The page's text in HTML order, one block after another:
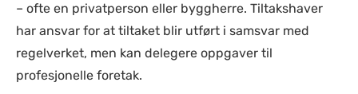
– ofte en privatperson eller byggherre. Tiltakshaver
har ansvar for at tiltaket blir utført i samsvar med
regelverket, men kan delegere oppgaver til
profesjonelle foretak.